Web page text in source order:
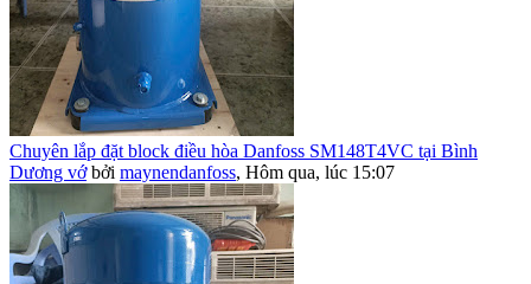
Chuyên lắp đặt block điều hòa Danfoss SM148T4VC tại Bình
Dương vớ bởi maynendanfoss, Hôm qua, lúc 15:07